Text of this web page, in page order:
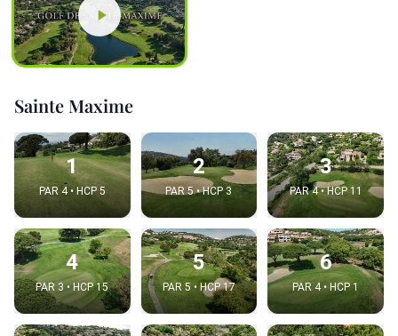
Sainte Maxime
1
PAR 4 • HCP 5
2
PAR 5 • HCP 3
3
PAR 4 • HCP 11
4
PAR 3 • HCP 15
5
PAR 5 • HCP 17
6
PAR 4 • HCP 1